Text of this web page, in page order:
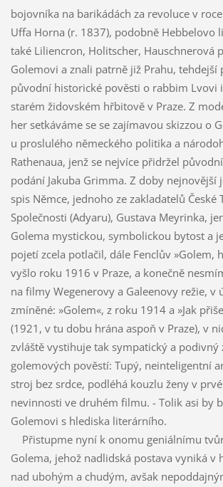
bojovníka na barikádách za revoluce v
Uffa Horna (r. 1837), podobně Hebbelovo
také Liliencron, Holitscher, Hauschnerová
Golemovi a znali patrně již Prahu, tehdejší
původní historické pověsti o rabbim Lvovi
starém židovském hřbitově v Praze. Z
her setkáváme se se zajímavou skizzou o
u proslulého německého politika a
Rathenaua, jenž se nejvíce přidržel
podání Jakuba Grimma. Z doby nejnovější
spis Němce, jednoho ze zakladatelů České
Společnosti (Adyaru), Gustava Meyrinka,
Golema mystickou, symbolickou bytost a
pojetí zcela potlačil, dále Fenclův »Golem,
vyšlo roku 1916 v Praze, a konečně
na filmy Wegenerovy a Galeenovy režie, v
zmíněné: »Golem«, z roku 1914 a »Jak
(1921, v tu dobu hrána aspoň v Praze), v
zvláště vystihuje tak sympatický a podivný
golemových pověstí: Tupý, neinteligentní
stroj bez srdce, podléhá kouzlu ženy v
nevinnosti ve druhém filmu. - Tolik asi by
Golemovi s hlediska literárního.
Přistupme nyní k onomu geniálnímu
Golema, jehož nadlidská postava vyniká v
nad ubohým a chudým, avšak